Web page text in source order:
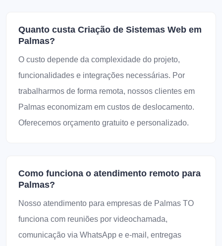
Quanto custa Criação de Sistemas Web em
Palmas?
O custo depende da complexidade do projeto,
funcionalidades e integrações necessárias. Por
trabalharmos de forma remota, nossos clientes em
Palmas economizam em custos de deslocamento.
Oferecemos orçamento gratuito e personalizado.
Como funciona o atendimento remoto para
Palmas?
Nosso atendimento para empresas de Palmas TO
funciona com reuniões por videochamada,
comunicação via WhatsApp e e-mail, entregas